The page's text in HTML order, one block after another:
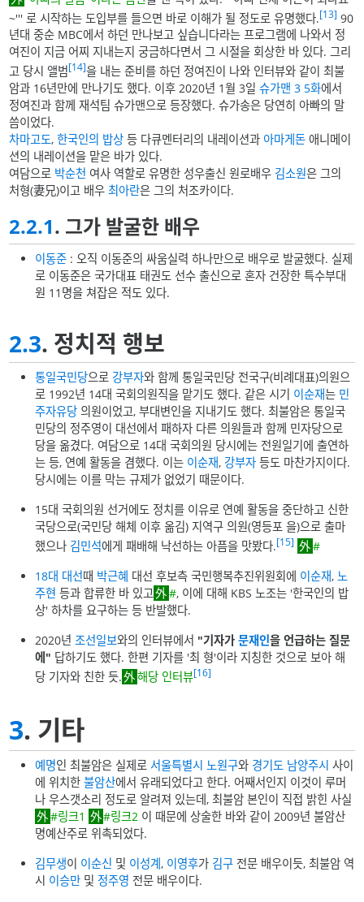
~''' 로 시작하는 도입부를 들으면 바로 이해가 될 정도로 유명했다.[13] 90
년대 중순 MBC에서 하던 만나보고 싶습니다라는 프로그램에 나와서 정
여진이 지금 어찌 지내는지 궁금하다면서 그 시절을 회상한 바 있다. 그리
고 당시 앨범[14]을 내는 준비를 하던 정여진이 나와 인터뷰와 같이 최불
암과 16년만에 만나기도 했다. 이후 2020년 1월 3일슈가맨 3 5화에서
정여진과 함께 재석팀 슈가맨으로 등장했다. 슈가송은 당연히 아빠의 말
씀이었다.
차마고도,한국인의 밥상 등 다큐멘터리의 내레이션과 아마게돈 애니메이
션의 내레이션을 맡은 바가 있다.
여담으로 박순천 여사 역할로 유명한 성우출신 원로배우 김소원은 그의
처형(妻兄)이고 배우최아란은 그의 처조카이다.
2.2.1. 그가 발굴한 배우
이동준 : 오직 이동준의 싸움실력 하나만으로 배우로 발굴했다. 실제
로 이동준은 국가대표 태권도 선수 출신으로 혼자 건장한 특수부대
원 11명을 쳐잡은 적도 있다.
2.3. 정치적 행보
통일국민당으로 강부자와 함께 통일국민당 전국구(비례대표)의원으
로 1992년 14대 국회의원직을 맡기도 했다. 같은 시기 이순재는 민
주자유당 의원이었고, 부대변인을 지내기도 했다. 최불암은 통일국
민당의 정주영이 대선에서 패하자 다른 의원들과 함께 민자당으로
당을 옮겼다. 여담으로 14대 국회의원 당시에는 전원일기에 출연하
는 등, 연예 활동을 겸했다. 이는 이순재, 강부자 등도 마찬가지이다.
당시에는 이를 막는 규제가 없었기 때문이다.
15대 국회의원 선거에도 정치를 이유로 연예 활동을 중단하고 신한
국당으로(국민당 해체 이후 옮김) 지역구 의원(영등포 을)으로 출마
했으나 김민석에게 패배해 낙선하는 아픔을 맛봤다.[15]
#
18대 대선때 박근혜 대선 후보측 국민행복추진위원회에 이순재,노
주현 등과 합류한 바 있고 #, 이에 대해 KBS 노조는 '한국인의 밥
상' 하차를 요구하는 등 반발했다.
2020년조선일보와의 인터뷰에서 "기자가문재인을 언급하는 질문
에" 답하기도 했다. 한편 기자를 '최 형'이라 지칭한 것으로 보아 해
당 기자와 친한 듯.
해당 인터뷰[16]
3. 기타
예명인 최불암은 실제로서울특별시 노원구와 경기도 남양주시 사이
에 위치한불암산에서 유래되었다고 한다. 어째서인지 이것이 루머
나 우스갯소리 정도로 알려져 있는데, 최불암 본인이 직접 밝힌 사실
#링크1
#링크2이 때문에 상술한 바와 같이 2009년 불암산
명예산주로 위촉되었다.
김무생이 이순신 및 이성계, 이영후가 김구 전문 배우이듯, 최불암 역
시 이승만 및 정주영 전문 배우이다.